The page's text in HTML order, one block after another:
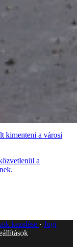
kimenteni a városi
a
kezelése
Jogi